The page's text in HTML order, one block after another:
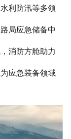
利防汛等多领
局应急储备中
消防方舱助力
应急装备领域